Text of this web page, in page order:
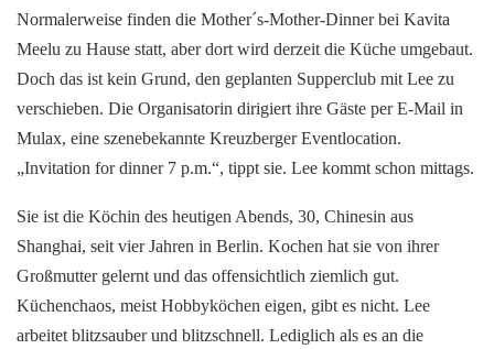
Normalerweise finden die Mother´s-Mother-Dinner bei Kavita
Meelu zu Hause statt, aber dort wird derzeit die Küche umgebaut.
Doch das ist kein Grund, den geplanten Supperclub mit Lee zu
verschieben. Die Organisatorin dirigiert ihre Gäste per E-Mail in
Mulax, eine szenebekannte Kreuzberger Eventlocation.
„Invitation for dinner 7 p.m.“, tippt sie. Lee kommt schon mittags.
Sie ist die Köchin des heutigen Abends, 30, Chinesin aus
Shanghai, seit vier Jahren in Berlin. Kochen hat sie von ihrer
Großmutter gelernt und das offensichtlich ziemlich gut.
Küchenchaos, meist Hobbyköchen eigen, gibt es nicht. Lee
arbeitet blitzsauber und blitzschnell. Lediglich als es an die